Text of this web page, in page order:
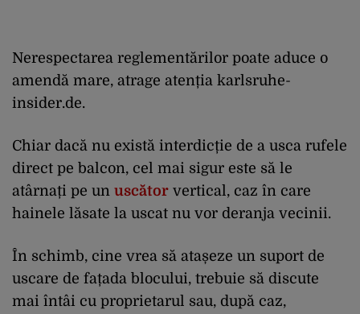
Nerespectarea reglementărilor poate aduce o
amendă mare, atrage atenția karlsruhe-
insider.de.
Chiar dacă nu există interdicție de a usca rufele
direct pe balcon, cel mai sigur este să le
atârnați pe un uscător vertical, caz în care
hainele lăsate la uscat nu vor deranja vecinii.
În schimb, cine vrea să atașeze un suport de
uscare de fațada blocului, trebuie să discute
mai întâi cu proprietarul sau, după caz,